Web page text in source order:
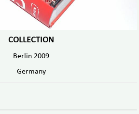
COLLECTION
Berlin 2009
Germany